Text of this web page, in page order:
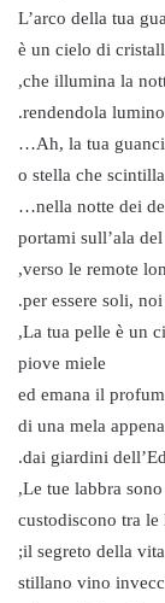
è un cielo di
che illumina la
rendendola
o stella che scintilla
nella notte dei
portami sull’ala
verso le remote
per essere soli, noi
piove miele
ed emana il
di una mela
dai giardini
custodiscono tra le
il segreto della vita;
stillano vino